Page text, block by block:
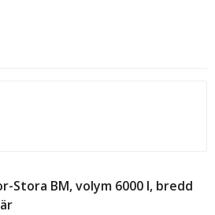
Stora BM, volym 6000 l, bredd